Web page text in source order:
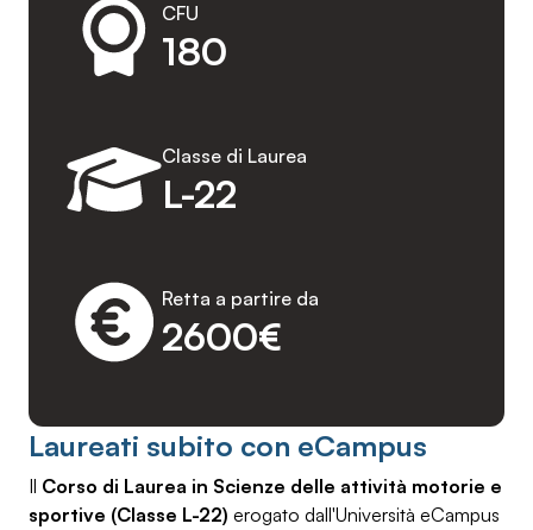
180
CFU
L-22
Classe di Laurea
2600€
Retta a partire da
Laureati subito con eCampus
Il Corso di Laurea in Scienze delle attività motorie e
sportive (Classe L-22) erogato dall'Università eCampus